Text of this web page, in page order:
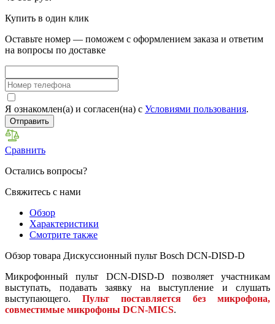
Купить в один клик
Оставьте номер — поможем с оформлением заказа и ответим
на вопросы по доставке
Я ознакомлен(а) и согласен(на) с Условиями пользования.
Отправить
Сравнить
Остались вопросы?
Свяжитесь с нами
Обзор
Характеристики
Смотрите также
Обзор товара Дискуссионный пульт Bosch DCN-DISD-D
Микрофонный пульт DCN-DISD-D позволяет участникам
выступать, подавать заявку на выступление и слушать
выступающего. Пульт поставляется без микрофона,
совместимые микрофоны DCN-MICS.